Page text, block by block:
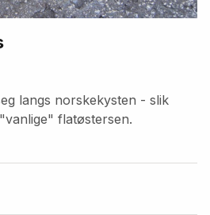
langs norskekysten - slik
flatøstersen.